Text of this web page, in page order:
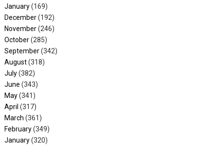
January(169)
December(192)
November(246)
October(285)
September(342)
August(318)
July(382)
June (343)
May(341)
April (317)
March (361)
February(349)
January(320)